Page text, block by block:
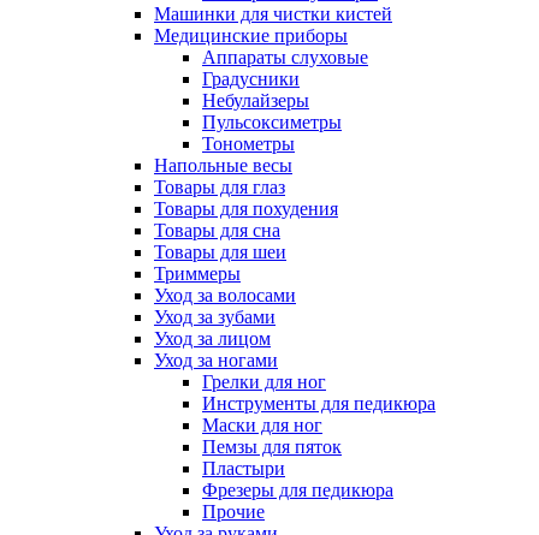
Машинки для чистки кистей
Медицинские приборы
Аппараты слуховые
Градусники
Небулайзеры
Пульсоксиметры
Тонометры
Напольные весы
Товары для глаз
Товары для похудения
Товары для сна
Товары для шеи
Триммеры
Уход за волосами
Уход за зубами
Уход за лицом
Уход за ногами
Грелки для ног
Инструменты для педикюра
Маски для ног
Пемзы для пяток
Пластыри
Фрезеры для педикюра
Прочие